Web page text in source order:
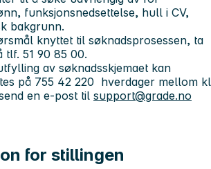
funksjonsnedsettelse, hull i CV,
bakgrunn.
knyttet til søknadsprosessen, ta
tlf. 51 90 85 00.
av søknadsskjemaet kan
på 755 42 220 hverdager mellom kl
en e-post til support@grade.no
for stillingen